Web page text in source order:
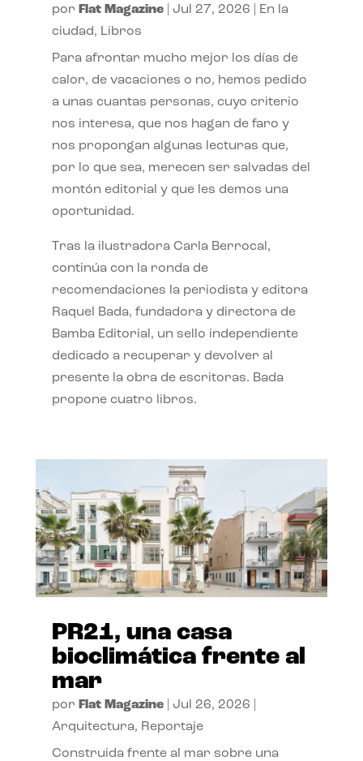
por Flat Magazine| Jul 27, 2026
En la
ciudad, Libros
Para afrontar mucho mejor los días de
calor, de vacaciones o no, hemos pedido
a unas cuantas personas, cuyo criterio
nos interesa, que nos hagan de faro y
nos propongan algunas lecturas que,
por lo que sea, merecen ser salvadas del
montón editorial y que les demos una
oportunidad.
Tras la ilustradora Carla Berrocal,
continúa con la ronda de
recomendaciones la periodista y editora
Raquel Bada, fundadora y directora de
Bamba Editorial, un sello independiente
dedicado a recuperar y devolver al
presente la obra de escritoras. Bada
propone cuatro libros.
PR21, una casa
bioclimática frente al
mar
por Flat Magazine| Jul 26, 2026
Arquitectura, Reportaje
Construida frente al mar sobre una